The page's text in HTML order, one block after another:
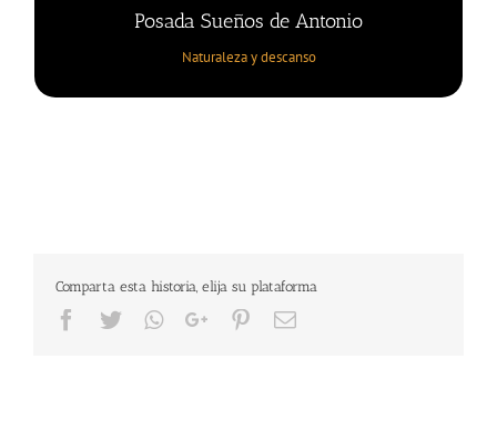
Posada Sueños de Antonio
Naturaleza y descanso
Al mejor estilo colonial
Comparta esta historia, elija su plataforma
Facebook
TwitterWhatsapp
Google+Pinterest
Email